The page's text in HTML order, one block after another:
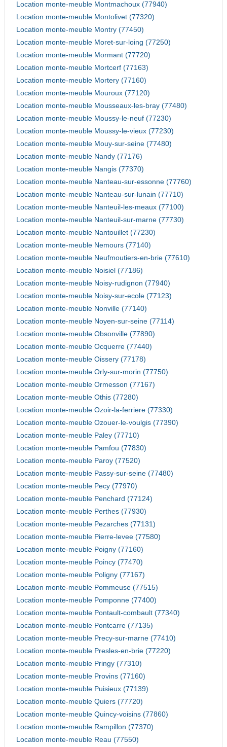
Location monte-meuble Montmachoux (77940)
Location monte-meuble Montolivet (77320)
Location monte-meuble Montry (77450)
Location monte-meuble Moret-sur-loing (77250)
Location monte-meuble Mormant (77720)
Location monte-meuble Mortcerf (77163)
Location monte-meuble Mortery (77160)
Location monte-meuble Mouroux (77120)
Location monte-meuble Mousseaux-les-bray (77480)
Location monte-meuble Moussy-le-neuf (77230)
Location monte-meuble Moussy-le-vieux (77230)
Location monte-meuble Mouy-sur-seine (77480)
Location monte-meuble Nandy (77176)
Location monte-meuble Nangis (77370)
Location monte-meuble Nanteau-sur-essonne (77760)
Location monte-meuble Nanteau-sur-lunain (77710)
Location monte-meuble Nanteuil-les-meaux (77100)
Location monte-meuble Nanteuil-sur-marne (77730)
Location monte-meuble Nantouillet (77230)
Location monte-meuble Nemours (77140)
Location monte-meuble Neufmoutiers-en-brie (77610)
Location monte-meuble Noisiel (77186)
Location monte-meuble Noisy-rudignon (77940)
Location monte-meuble Noisy-sur-ecole (77123)
Location monte-meuble Nonville (77140)
Location monte-meuble Noyen-sur-seine (77114)
Location monte-meuble Obsonville (77890)
Location monte-meuble Ocquerre (77440)
Location monte-meuble Oissery (77178)
Location monte-meuble Orly-sur-morin (77750)
Location monte-meuble Ormesson (77167)
Location monte-meuble Othis (77280)
Location monte-meuble Ozoir-la-ferriere (77330)
Location monte-meuble Ozouer-le-voulgis (77390)
Location monte-meuble Paley (77710)
Location monte-meuble Pamfou (77830)
Location monte-meuble Paroy (77520)
Location monte-meuble Passy-sur-seine (77480)
Location monte-meuble Pecy (77970)
Location monte-meuble Penchard (77124)
Location monte-meuble Perthes (77930)
Location monte-meuble Pezarches (77131)
Location monte-meuble Pierre-levee (77580)
Location monte-meuble Poigny (77160)
Location monte-meuble Poincy (77470)
Location monte-meuble Poligny (77167)
Location monte-meuble Pommeuse (77515)
Location monte-meuble Pomponne (77400)
Location monte-meuble Pontault-combault (77340)
Location monte-meuble Pontcarre (77135)
Location monte-meuble Precy-sur-marne (77410)
Location monte-meuble Presles-en-brie (77220)
Location monte-meuble Pringy (77310)
Location monte-meuble Provins (77160)
Location monte-meuble Puisieux (77139)
Location monte-meuble Quiers (77720)
Location monte-meuble Quincy-voisins (77860)
Location monte-meuble Rampillon (77370)
Location monte-meuble Reau (77550)